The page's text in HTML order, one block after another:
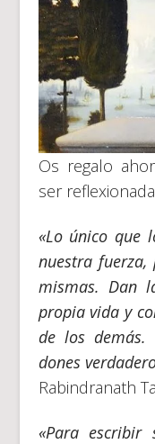
Os regalo
ser
«Lo único que
nuestra
mismas. Dan
propia vida y
de los demás.
dones
Rabindranath
«Para